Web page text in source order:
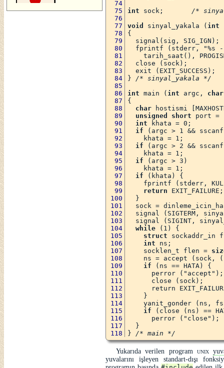
int sock; /*
void
sinyal_yakala ( int
{
  signal(sig, SIG_IGN);
fprintf (stderr, "%s
tarih_saat(),
  close (sock);
  exit (EXIT_SUCCESS);
} /* sinyal_yakala */
int main ( int argc, char
{
char hostismi
unsigned short port =
int khata = 0;
if (argc > 1 &&
    khata = 1;
if (argc > 2 &&
    khata = 1;
if (argc > 3)
    khata = 1;
if (khata) {
fprintf (stderr,
return EXIT_FAILURE;
  }
sock =
signal (SIGTERM,
signal (SIGINT,
while (1) {
struct sockaddr_in
int ns;
    socklen_t flen =
ns = accept (sock,
if (ns == HATA) {
      perror ("accept");
      close (sock);
return
    }
yanit_gonder (ns,
if (close (ns) ==
      perror ("close");
  }
} /* main */
Yukarıda verilen program unix
yuvalarını işleyen standart-dışı